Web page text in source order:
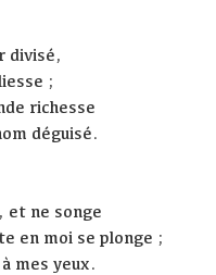
divisé,
;
richesse
déguisé.
et ne songe
en moi se plonge ;
mes yeux.